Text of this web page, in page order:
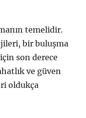
temelidir.
bir buluşma
son derece
ve güven
oldukça